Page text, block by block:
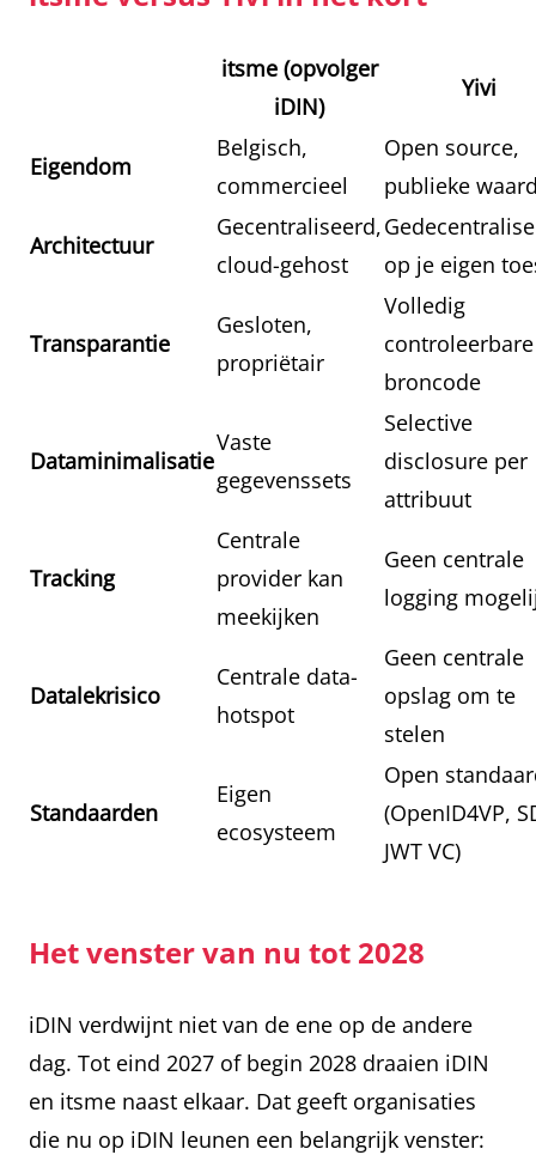
itsme (opvolger
iDIN)
Yivi
Eigendom
Belgisch,
commercieel
Open source,
publieke
Architectuur
Gecentraliseerd,
cloud-gehost
op je eigen
Transparantie
Gesloten,
propriëtair
Volledig
controleerbare
broncode
Dataminimalisatie
Vaste
gegevenssets
Selective
disclosure per
attribuut
Tracking
Centrale
provider kan
meekijken
Geen centrale
logging
Datalekrisico
Centrale data-
hotspot
Geen centrale
opslag om te
stelen
Standaarden
Eigen
ecosysteem
Open
(OpenID4VP,
JWT VC)
Het venster van nu tot 2028
iDIN verdwijnt niet van de ene op de andere
dag. Tot eind 2027 of begin 2028 draaien iDIN
en itsme naast elkaar. Dat geeft organisaties
die nu op iDIN leunen een belangrijk venster: